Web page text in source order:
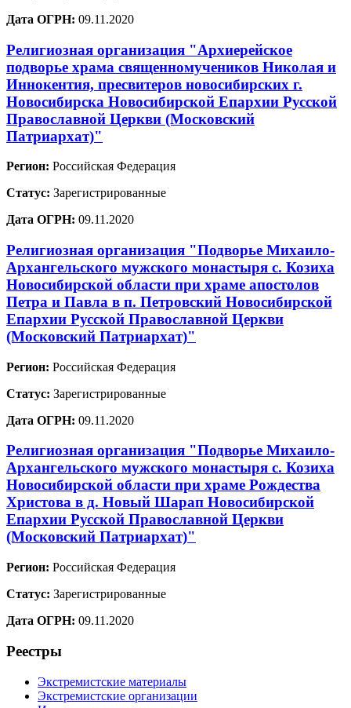
Дата ОГРН: 09.11.2020
Религиозная организация "Архиерейское
подворье храма священномучеников Николая и
Иннокентия, пресвитеров новосибирских г.
Новосибирска Новосибирской Епархии Русской
Православной Церкви (Московский
Патриархат)"
Регион: Российская Федерация
Статус: Зарегистрированные
Дата ОГРН: 09.11.2020
Религиозная организация "Подворье Михаило-
Архангельского мужского монастыря с. Козиха
Новосибирской области при храме апостолов
Петра и Павла в п. Петровский Новосибирской
Епархии Русской Православной Церкви
(Московский Патриархат)"
Регион: Российская Федерация
Статус: Зарегистрированные
Дата ОГРН: 09.11.2020
Религиозная организация "Подворье Михаило-
Архангельского мужского монастыря с. Козиха
Новосибирской области при храме Рождества
Христова в д. Новый Шарап Новосибирской
Епархии Русской Православной Церкви
(Московский Патриархат)"
Регион: Российская Федерация
Статус: Зарегистрированные
Дата ОГРН: 09.11.2020
Реестры
Экстремистские материалы
Экстремистские организации